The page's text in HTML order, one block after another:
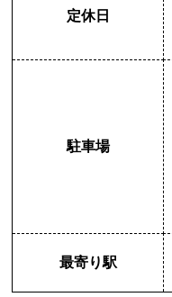
定休日
駐車場
最寄り駅